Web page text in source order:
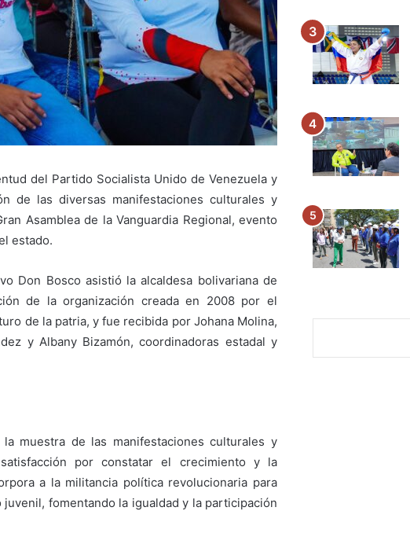
del Partido Socialista Unido de Venezuela y
de las diversas manifestaciones culturales y
Asamblea de la Vanguardia Regional, evento
estado.
Don Bosco asistió la alcaldesa bolivariana de
de la organización creada en 2008 por el
de la patria, y fue recibida por Johana Molina,
y Albany Bizamón, coordinadoras estadal y
muestra de las manifestaciones culturales y
por constatar el crecimiento y la
a la militancia política revolucionaria para
fomentando la igualdad y la participación